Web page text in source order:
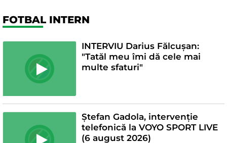
FOTBAL INTERN
INTERVIU Darius Fălcușan:
"Tatăl meu îmi dă cele mai
multe sfaturi"
Ștefan Gadola, intervenție
telefonică la VOYO SPORT LIVE
(6 august 2026)